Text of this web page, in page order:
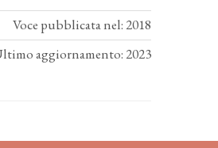
Voce pubblicata nel: 2018
aggiornamento: 2023